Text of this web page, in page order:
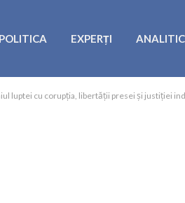
EXPERȚI
luptei cu corupția, libertății presei și justiției